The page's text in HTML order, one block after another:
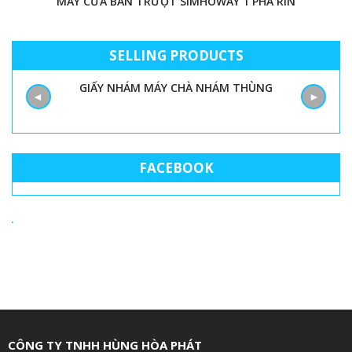
SELLING PRODUCTS
XE DÙNG CHO MÁY ĐƯA PHÔI 60X100 GIẤY
◄ ►
FACEBOOK
CÔNG TY TNHH HÙNG HÒA PHÁT